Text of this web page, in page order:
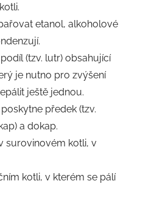
etanol, alkoholové
(tzv. lutr) obsahující
je nutno pro zvýšení
ještě jednou.
předek (tzv.
a dokap.
surovinovém kotli, v
kotli, v kterém se pálí